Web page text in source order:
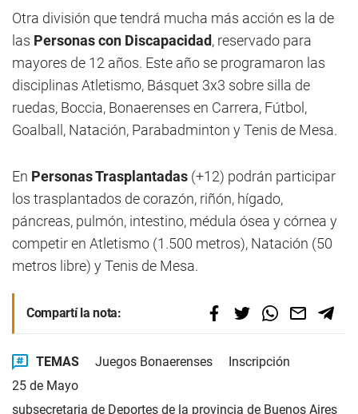
Otra división que tendrá mucha más acción es la de
las Personas con Discapacidad, reservado para
mayores de 12 años. Este año se programaron las
disciplinas Atletismo, Básquet 3x3 sobre silla de
ruedas, Boccia, Bonaerenses en Carrera, Fútbol,
Goalball, Natación, Parabadminton y Tenis de Mesa.
En Personas Trasplantadas (+12) podrán participar
los trasplantados de corazón, riñón, hígado,
páncreas, pulmón, intestino, médula ósea y córnea y
competir en Atletismo (1.500 metros), Natación (50
metros libre) y Tenis de Mesa.
Compartí la nota:
TEMAS Juegos Bonaerenses
Inscripción
25 de Mayo
subsecretaria de Deportes de la provincia de Buenos Aires